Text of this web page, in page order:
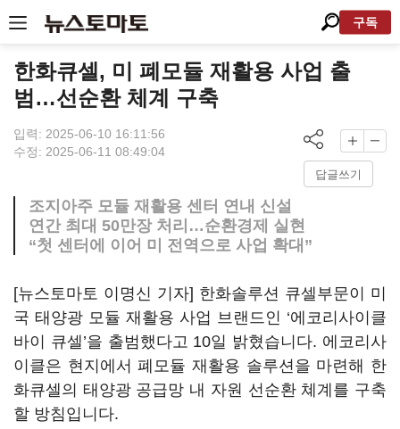
구독
한화큐셀, 미 폐모듈 재활용 사업 출
범…선순환 체계 구축
입력: 2025-06-10 16:11:56
수정: 2025-06-11 08:49:04
답글쓰기
조지아주 모듈 재활용 센터 연내 신설
연간 최대 50만장 처리…순환경제 실현
“첫 센터에 이어 미 전역으로 사업 확대”
[뉴스토마토 이명신 기자] 한화솔루션 큐셀부문이 미
국 태양광 모듈 재활용 사업 브랜드인 ‘에코리사이클
바이 큐셀’을 출범했다고 10일 밝혔습니다. 에코리사
이클은 현지에서 폐모듈 재활용 솔루션을 마련해 한
화큐셀의 태양광 공급망 내 자원 선순환 쳬계를 구축
할 방침입니다.